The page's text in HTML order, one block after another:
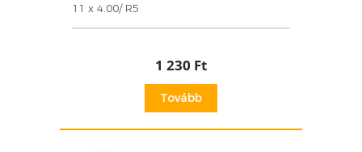
11 x 4.00/ R5
1 230 Ft
Tovább